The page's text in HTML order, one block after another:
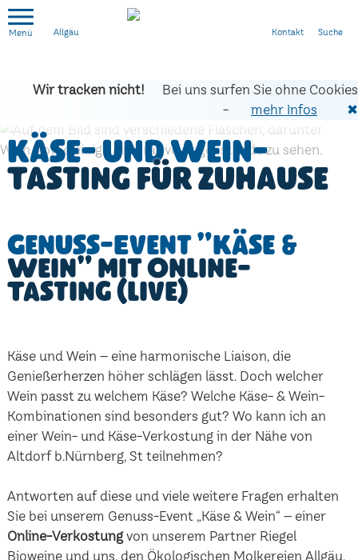
Allgäu
Wir tracken nicht!
Bei uns surfen Sie ohne Cookies
-
mehr Infos ✖
Käse- und Wein-
Tasting für zuhause
Genuss-Event "Käse &
Wein" mit Online-
Tasting (live)
Käse und Wein – eine harmonische Liaison, die
Genießerherzen höher schlägen lässt. Doch welcher
Wein passt zu welchem Käse? Welche Käse- & Wein-
Kombinationen sind besonders gut? Wo kann ich an
einer Wein- und Käse-Verkostung in der Nähe von
Altdorf b.Nürnberg, St teilnehmen?
Antworten auf diese und viele weitere Fragen erhalten
Sie bei unserem Genuss-Event „Käse & Wein“ – einer
Online-Verkostungvon unserem Partner Riegel
Bioweine und uns, den Ökologischen Molkereien Allgäu.